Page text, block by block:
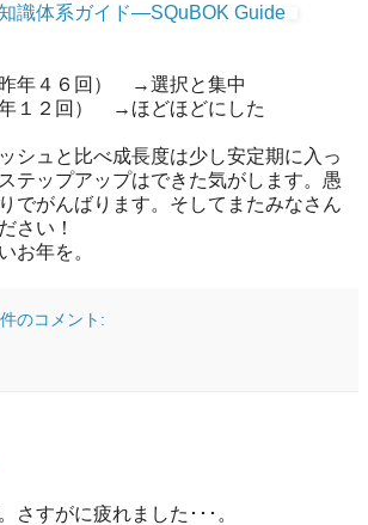
識体系ガイド―SQuBOK Guide
年４６回） →選択と集中
１２回） →ほどほどにした
シュと比べ成長度は少し安定期に入っ
テップアップはできた気がします。愚
でがんばります。そしてまたみなさん
さい！
お年を。
のコメント:
さすがに疲れました･･･。